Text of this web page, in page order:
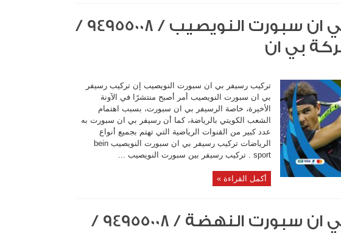
تركيب رسيفر بي ان سبورت النويصيب / 94955008 /
بي ان
تركيب رسيفر بي ان سبورت النويصيب إن تركيب رسيفر
بي ان سبورت النويصيب أمر أصبح منتشرًا في الآونة
الأخيرة، خاصة الرسيفر بي ان سبورت، بسبب اهتمام
الشعب الكويتي بالرياضة، كما أن رسيفر بي ان سبورت به
عدد كبير من القنوات الرياضية التي تهتم بجميع أنواع
الرياضات تركيب رسيفر بي ان سبورت النويصيب bein
sport . تركيب رسيفر بين سبورت النويصيب ...
أكمل القراءة »
تركيب رسيفر بي ان سبورت النهضة / 94955008 /